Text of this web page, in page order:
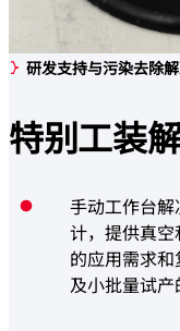
研发支持与污染去除
特别工装
手动工作台
计，提供真
的应用需求
及小批量试产